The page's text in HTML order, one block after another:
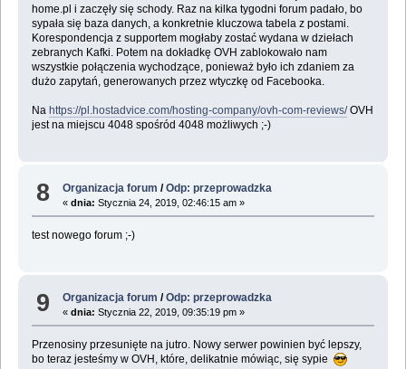
home.pl i zaczęły się schody. Raz na kilka tygodni forum padało, bo
sypała się baza danych, a konkretnie kluczowa tabela z postami.
Korespondencja z supportem mogłaby zostać wydana w dziełach
zebranych Kafki. Potem na dokładkę OVH zablokowało nam
wszystkie połączenia wychodzące, ponieważ było ich zdaniem za
dużo zapytań, generowanych przez wtyczkę od Facebooka.
Na https://pl.hostadvice.com/hosting-company/ovh-com-reviews/OVH
jest na miejscu 4048 spośród 4048 możliwych ;-)
8 Organizacja forum /Odp: przeprowadzka
«dnia: Stycznia 24, 2019, 02:46:15 am »
test nowego forum ;-)
9 Organizacja forum /Odp: przeprowadzka
«dnia: Stycznia 22, 2019, 09:35:19 pm »
Przenosiny przesunięte na jutro. Nowy serwer powinien być lepszy,
bo teraz jesteśmy w OVH, które, delikatnie mówiąc, się sypie